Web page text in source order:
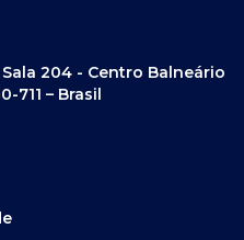
Sala 204 - Centro Balneário
711 – Brasil